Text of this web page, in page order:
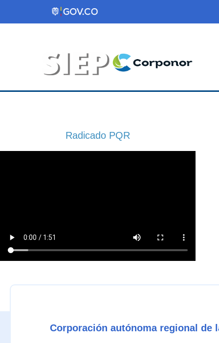
Radicado PQR
Corporación autónoma regional de